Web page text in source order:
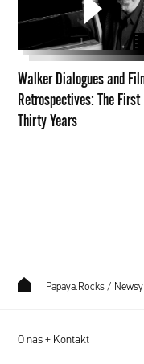
Film
Retrospectives:
First
Thirty
Years
Walker Dialogues and
Retrospectives: The First
Thirty Years
Papaya.Rocks / Newsy
O nas + Kontakt